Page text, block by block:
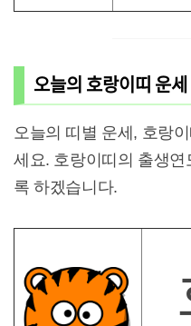
오늘의 호랑이띠 운
오늘의 띠별 운세, 호랑
세요. 호랑이띠의 출생
록 하겠습니다.